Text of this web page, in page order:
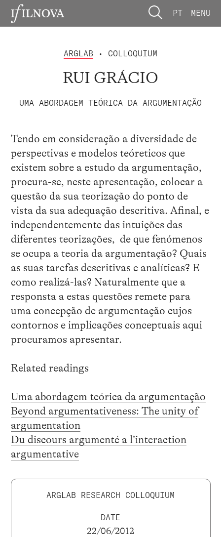
PT MENU
ARGLAB • COLLOQUIUM
RUI GRÁCIO
UMA ABORDAGEM TEÓRICA DA ARGUMENTAÇÃO
Tendo em consideração a diversidade de
perspectivas e modelos teóreticos que
existem sobre a estudo da argumentação,
procura-se, neste apresentação, colocar a
questão da sua teorização do ponto de
vista da sua adequação descritiva. Afinal, e
independentemente das intuições das
diferentes teorizações, de que fenómenos
se ocupa a teoria da argumentação? Quais
as suas tarefas descritivas e analíticas? E
como realizá-las? Naturalmente que a
responsta a estas questões remete para
uma concepção de argumentação cujos
contornos e implicações conceptuais aqui
procuramos apresentar.
Related readings
Uma abordagem teórica da argumentação
Beyond argumentativeness: The unity of
argumentation
Du discours argumenté a l’interaction
argumentative
ARGLAB RESEARCH COLLOQUIUM
DATE
22/06/2012